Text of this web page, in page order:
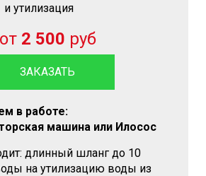
и утилизация
от 2 500 руб
ЗАКАЗАТЬ
в работе:
машина или Илосос
длинный шланг до 10
на утилизацию воды из